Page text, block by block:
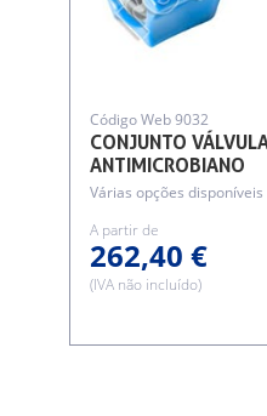
CONJUNTO
ANTIMICROBIANO
Código Web 9032
Várias opções disponíveis
A partir de
262,40 €
(IVA não incluído)